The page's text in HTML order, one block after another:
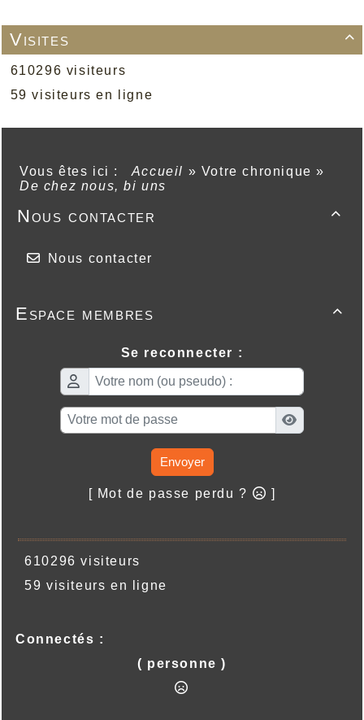

Visites
610296 visiteurs
59 visiteurs en ligne
Vous êtes ici : Accueil » Votre chronique »
De chez nous, bi uns

Nous contacter
Nous contacter

Espace membres
Se reconnecter :
Envoyer
[ Mot de passe perdu ? ]
610296 visiteurs
59 visiteurs en ligne
Connectés :
( personne )